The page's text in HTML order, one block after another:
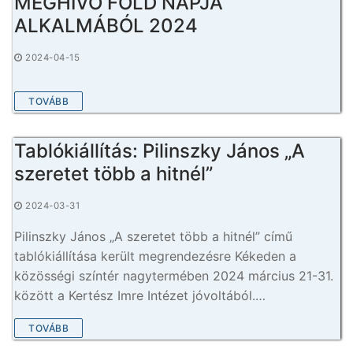
ALKALMÁBÓL 2024
2024-04-15
TOVÁBB
Tablókiállítás: Pilinszky János „A
szeretet több a hitnél”
2024-03-31
Pilinszky János „A szeretet több a hitnél” című
tablókiállítása került megrendezésre Kékeden a
közösségi színtér nagytermében 2024 március 21-31.
között a Kertész Imre Intézet jóvoltából.…
TOVÁBB